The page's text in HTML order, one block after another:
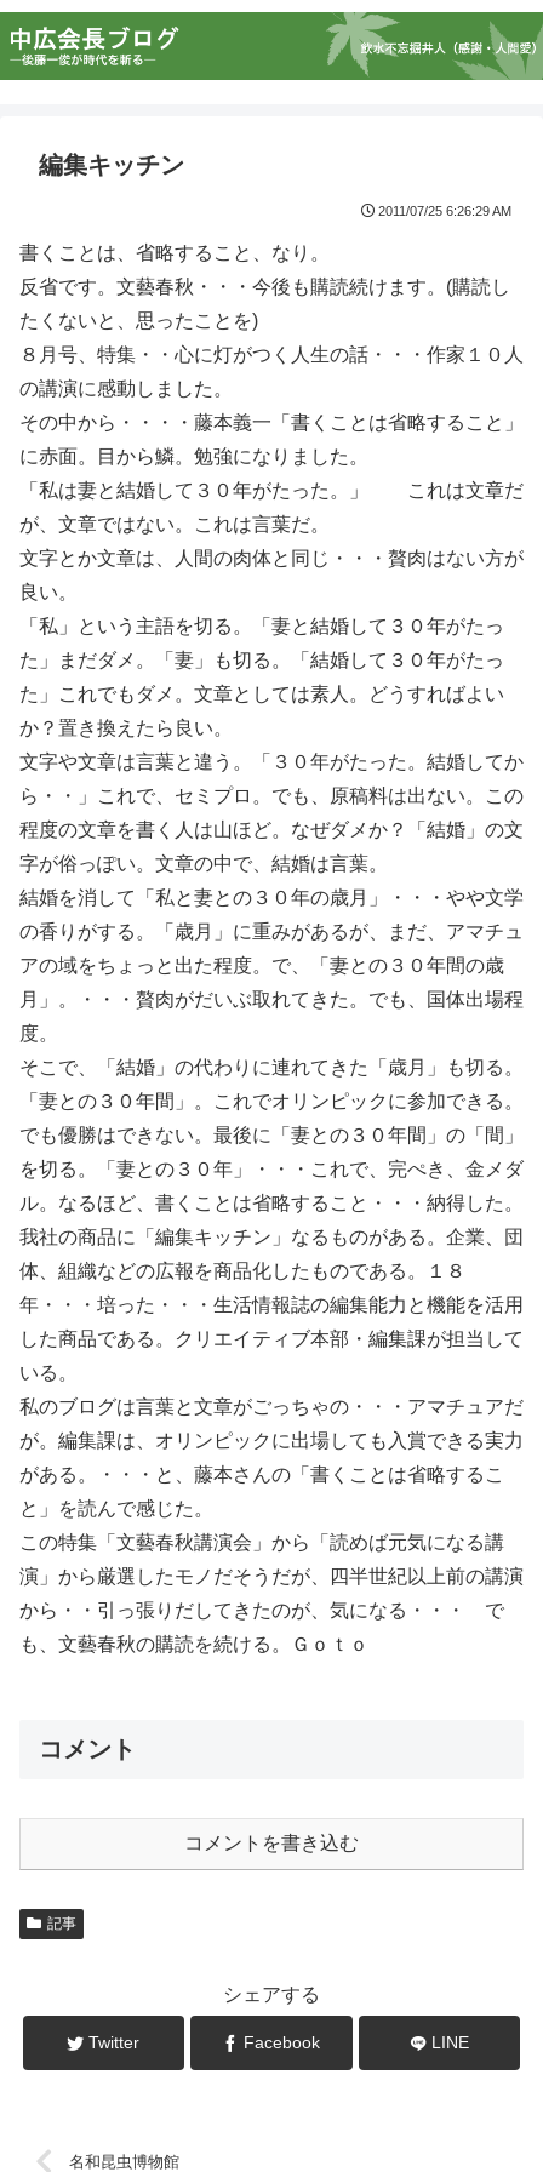
編集キッチン
2011/07/25 6:26:29 AM
書くことは、省略すること、なり。
反省です。文藝春秋・・・今後も購読続けます。(購読し
たくないと、思ったことを)
８月号、特集・・心に灯がつく人生の話・・・作家１０人
の講演に感動しました。
その中から・・・・藤本義一「書くことは省略すること」
に赤面。目から鱗。勉強になりました。
「私は妻と結婚して３０年がたった。」 これは文章だ
が、文章ではない。これは言葉だ。
文字とか文章は、人間の肉体と同じ・・・贅肉はない方が
良い。
「私」という主語を切る。「妻と結婚して３０年がたっ
た」まだダメ。「妻」も切る。「結婚して３０年がたっ
た」これでもダメ。文章としては素人。どうすればよい
か？置き換えたら良い。
文字や文章は言葉と違う。「３０年がたった。結婚してか
ら・・」これで、セミプロ。でも、原稿料は出ない。この
程度の文章を書く人は山ほど。なぜダメか？「結婚」の文
字が俗っぽい。文章の中で、結婚は言葉。
結婚を消して「私と妻との３０年の歳月」・・・やや文学
の香りがする。「歳月」に重みがあるが、まだ、アマチュ
アの域をちょっと出た程度。で、「妻との３０年間の歳
月」。・・・贅肉がだいぶ取れてきた。でも、国体出場程
度。
そこで、「結婚」の代わりに連れてきた「歳月」も切る。
「妻との３０年間」。これでオリンピックに参加できる。
でも優勝はできない。最後に「妻との３０年間」の「間」
を切る。「妻との３０年」・・・これで、完ぺき、金メダ
ル。なるほど、書くことは省略すること・・・納得した。
我社の商品に「編集キッチン」なるものがある。企業、団
体、組織などの広報を商品化したものである。１８
年・・・培った・・・生活情報誌の編集能力と機能を活用
した商品である。クリエイティブ本部・編集課が担当して
いる。
私のブログは言葉と文章がごっちゃの・・・アマチュアだ
が。編集課は、オリンピックに出場しても入賞できる実力
がある。・・・と、藤本さんの「書くことは省略するこ
と」を読んで感じた。
この特集「文藝春秋講演会」から「読めば元気になる講
演」から厳選したモノだそうだが、四半世紀以上前の講演
から・・引っ張りだしてきたのが、気になる・・・ で
も、文藝春秋の購読を続ける。Ｇｏｔｏ
コメント
コメントを書き込む
記事
シェアする
Twitter Facebook LINE
名和昆虫博物館